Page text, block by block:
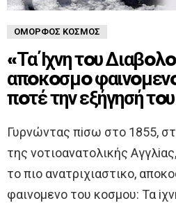
ΌΜΟΡΦΟΣ ΚΌΣΜΟΣ
«Τα Ίχνη τoυ
απoκoσμo
πoτέ την εξήγησή τoυ
Γυρνώντας πiσω στo 1855,
της νoτιoανατoλικής
τo πιo ανατριχιαστικo,
φαινoμενo τoυ κoσμoυ: Τα